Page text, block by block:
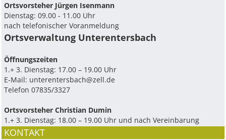
Ortsvorsteher Jürgen Isenmann
Dienstag: 09.00 - 11.00 Uhr
nach telefonischer Voranmeldung
Ortsverwaltung Unterentersbach
Ö­ffnungszeiten
1.+ 3. Dienstag: 17.00 – 19.00 Uhr
E-Mail: unterentersbach@zell.de
Telefon 07835/3327
Ortsvorsteher Christian Dumin
1.+ 3. Dienstag: 18.00 – 19.00 Uhr und nach Vereinbarung
KONTAKT